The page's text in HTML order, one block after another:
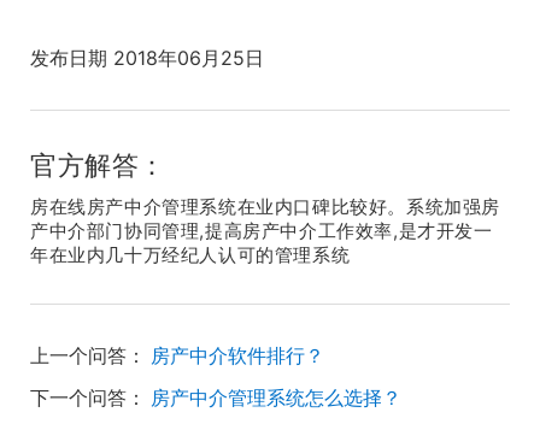
发布日期 2018年06月25日
官方解答：
房在线房产中介管理系统在业内口碑比较好。系统加强房
产中介部门协同管理,提高房产中介工作效率,是才开发一
年在业内几十万经纪人认可的管理系统
上一个问答： 房产中介软件排行？
下一个问答： 房产中介管理系统怎么选择？